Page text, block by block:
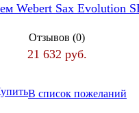
Webert Sax Evolution
Отзывов (0)
21 632 руб.
В список пожеланий